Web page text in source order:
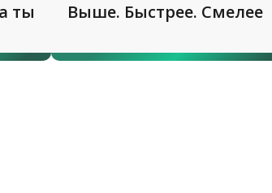
ты
Выше. Быстрее. Смелее